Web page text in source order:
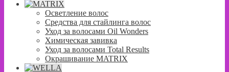
Осветление волос
Средства для стайлинга волос
Уход за волосами Oil Wonders
Химическая завивка
Уход за волосами Total Results
Окрашивание MATRIX